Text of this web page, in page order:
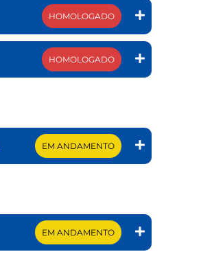
HOMOLOGADO
HOMOLOGADO
EM ANDAMENTO
EM ANDAMENTO